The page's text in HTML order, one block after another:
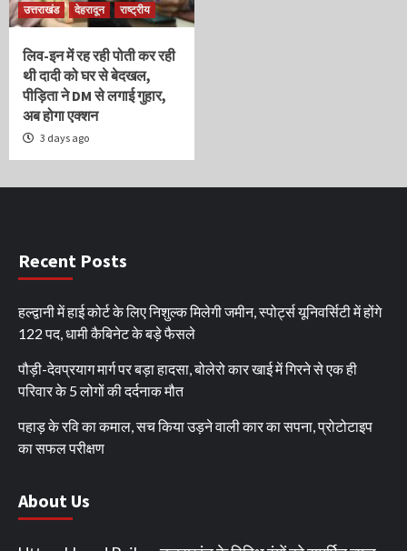
उत्तराखंड
देहरादून राष्ट्रीय
लिव-इन में रह रही पोती कर रही
थी दादी को घर से बेदखल,
पीड़िता ने DM से लगाई गुहार,
अब होगा एक्शन
3 days ago
Recent Posts
हल्द्वानी में हाई कोर्ट के लिए निशुल्क मिलेगी जमीन, स्पोर्ट्स यूनिवर्सिटी में होंगे
122 पद, धामी कैबिनेट के बड़े फैसले
पौड़ी-देवप्रयाग मार्ग पर बड़ा हादसा, बोलेरो कार खाई में गिरने से एक ही
परिवार के 5 लोगों की दर्दनाक मौत
पहाड़ के रवि का कमाल, सच किया उड़ने वाली कार का सपना, प्रोटोटाइप
का सफल परीक्षण
About Us